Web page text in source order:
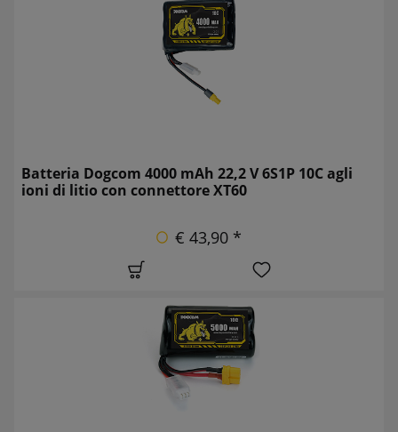
Batteria Dogcom 4000 mAh 22,2 V 6S1P 10C agli
ioni di litio con connettore XT60
€ 43,90 *